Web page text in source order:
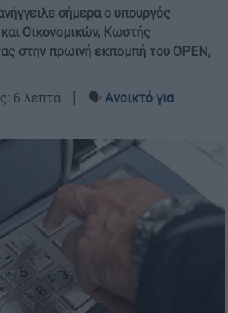
σήμερα ο υπουργός
και Οικονομικών, Κωστής
στην πρωινή εκπομπή του OPEN,
6 λεπτά ┋ 🗣️ Ανοικτό για